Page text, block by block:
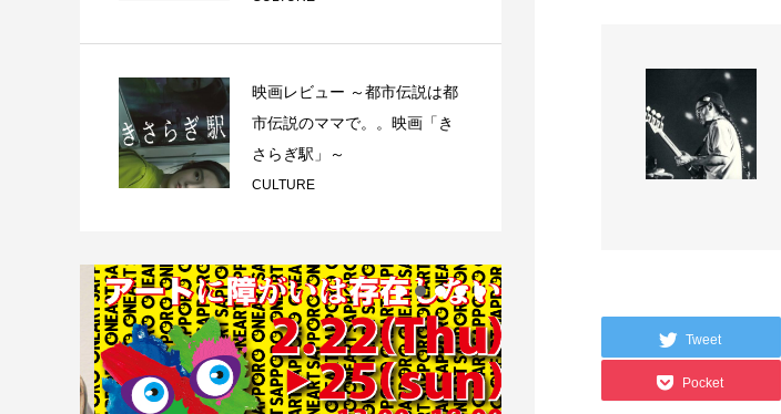
Tweet
Pocket
映画レビュー ～都市伝説は都
市伝説のママで。。映画「き
さらぎ駅」～
CULTURE